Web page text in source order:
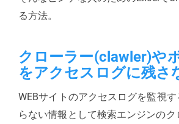
る方法。
クローラー(clawler)や
をアクセスログに残さ
WEBサイトのアクセスログを監視
らない情報として検索エンジンのク